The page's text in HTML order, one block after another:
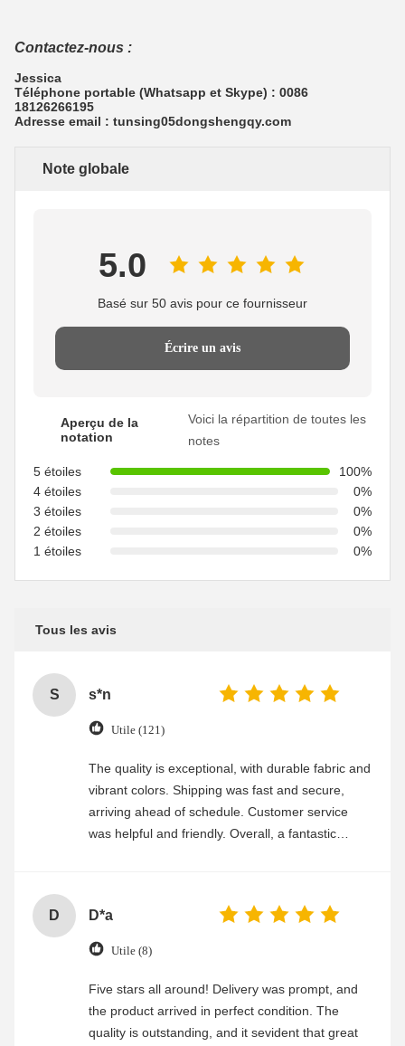
Contactez-nous :
Jessica
Téléphone portable (Whatsapp et Skype) : 0086
18126266195
Adresse email : tunsing05dongshengqy.com
Note globale
5.0
Basé sur 50 avis pour ce fournisseur
Écrire un avis
Aperçu de la
notation
Voici la répartition de toutes les
notes
5 étoiles
100%
4 étoiles
0%
3 étoiles
0%
2 étoiles
0%
1 étoiles
0%
Tous les avis
S s*n
Utile (121)
The quality is exceptional, with durable fabric and
vibrant colors. Shipping was fast and secure,
arriving ahead of schedule. Customer service
was helpful and friendly. Overall, a fantastic
D D*a
Utile (8)
Five stars all around! Delivery was prompt, and
the product arrived in perfect condition. The
quality is outstanding, and it sevident that great